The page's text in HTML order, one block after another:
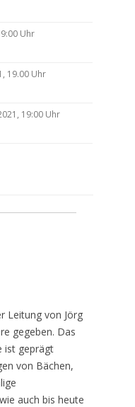
Uhr
19.00 Uhr
19:00 Uhr
Leitung von Jörg
gegeben. Das
ist geprägt
von Bächen,
auch bis heute